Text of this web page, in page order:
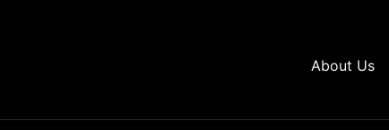
About Us